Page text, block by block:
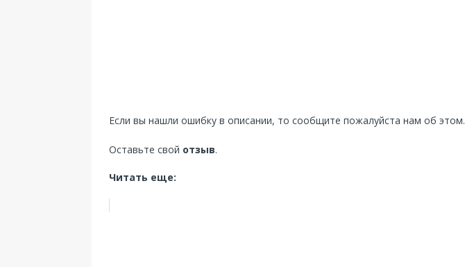
Если вы нашли ошибку в описании, то сообщите пожалуйста нам об этом.
Оставьте свой отзыв.
Читать еще: